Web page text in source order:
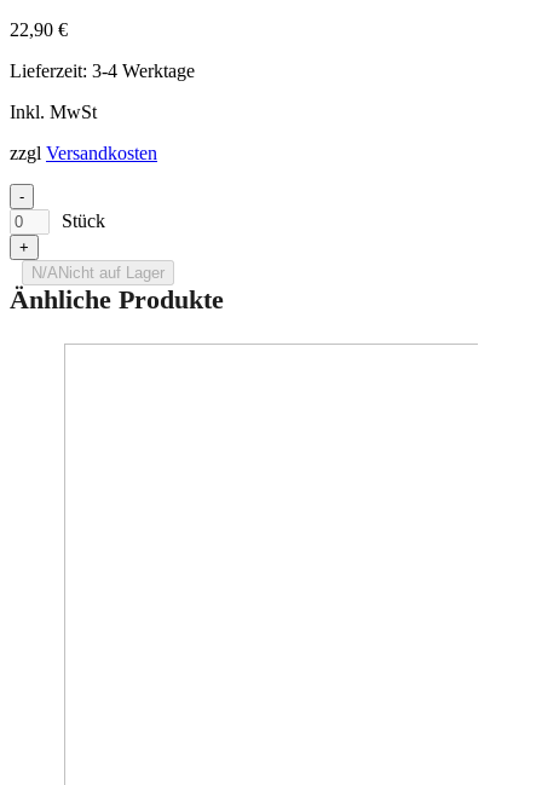
22,90 €
Lieferzeit: 3-4 Werktage
Inkl. MwSt
zzgl Versandkosten
-
Stück
+
N/ANicht auf Lager
Änhliche Produkte